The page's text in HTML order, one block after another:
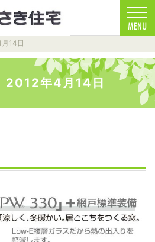
14日
年4月14日
文住宅（青森・青森市）の工務店なら安心・信頼
当店で家づくり